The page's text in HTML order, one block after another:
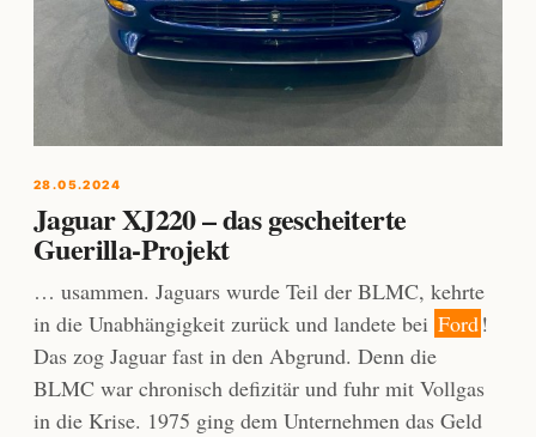
28.05.2024
Jaguar XJ220 – das gescheiterte
Guerilla-Projekt
… usammen. Jaguars wurde Teil der BLMC, kehrte
in die Unabhängigkeit zurück und landete bei Ford!
Das zog Jaguar fast in den Abgrund. Denn die
BLMC war chronisch defizitär und fuhr mit Vollgas
in die Krise. 1975 ging dem Unternehmen das Geld